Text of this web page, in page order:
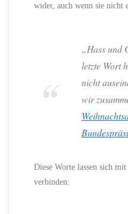
wider, auch wenn sie nicht
„Hass und
letzte Wort
nicht
wir
Diese Worte lassen sich
verbinden: